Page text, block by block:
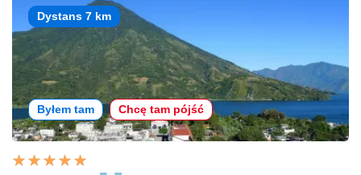
Dystans 7 km
Byłem tam Chcę tam pójść